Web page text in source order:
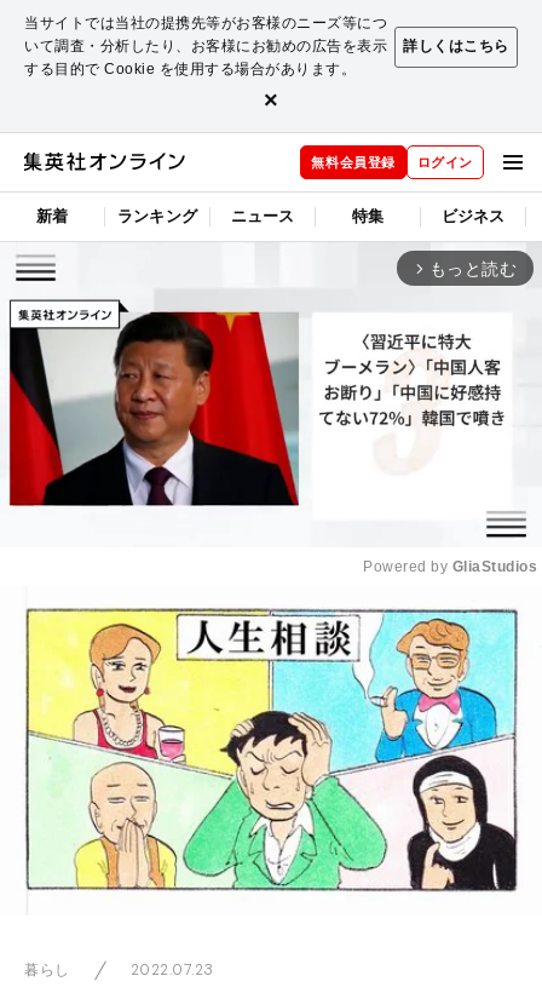
当サイトでは当社の提携先等がお客様のニーズ等につ
いて調査・分析したり、お客様にお勧めの広告を表示
する目的で Cookie を使用する場合があります。
詳しくはこちら
×
無料会員登録 ログイン
新着 ランキング ニュース 特集 ビジネス
arrow_forward_ios もっと読む
Mute
Powered by GliaStudios
暮らし 2022.07.23